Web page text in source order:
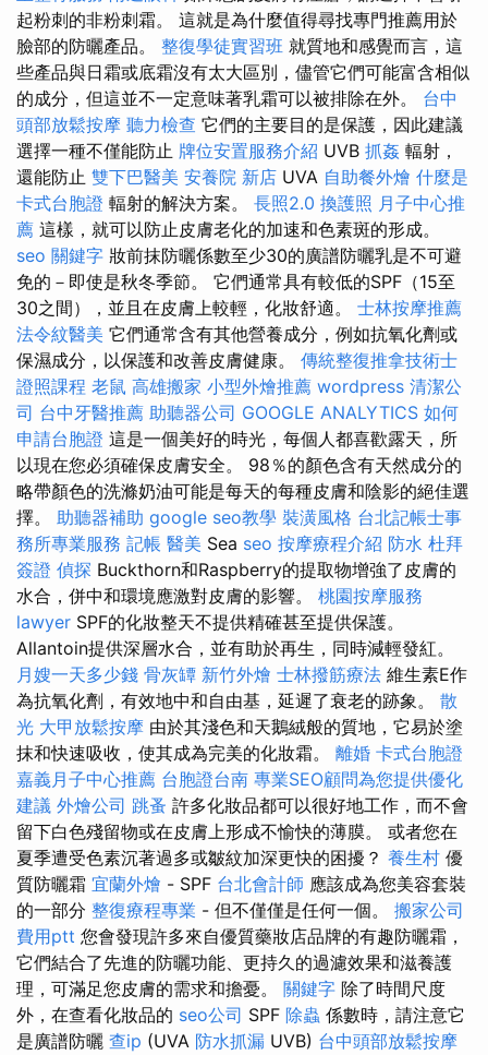
起粉刺的非粉刺霜。 這就是為什麼值得尋找專門推薦用於
臉部的防曬產品。 整復學徒實習班 就質地和感覺而言，這
些產品與日霜或底霜沒有太大區別，儘管它們可能富含相似
的成分，但這並不一定意味著乳霜可以被排除在外。 台中
頭部放鬆按摩 聽力檢查 它們的主要目的是保護，因此建議
選擇一種不僅能防止 牌位安置服務介紹 UVB 抓姦 輻射，
還能防止 雙下巴醫美 安養院 新店 UVA 自助餐外燴 什麼是
卡式台胞證 輻射的解決方案。 長照2.0 換護照 月子中心推
薦 這樣，就可以防止皮膚老化的加速和色素斑的形成。
seo 關鍵字 妝前抹防曬係數至少30的廣譜防曬乳是不可避
免的－即使是秋冬季節。 它們通常具有較低的SPF（15至
30之間），並且在皮膚上較輕，化妝舒適。 士林按摩推薦
法令紋醫美 它們通常含有其他營養成分，例如抗氧化劑或
保濕成分，以保護和改善皮膚健康。 傳統整復推拿技術士
證照課程 老鼠 高雄搬家 小型外燴推薦 wordpress 清潔公
司 台中牙醫推薦 助聽器公司 GOOGLE ANALYTICS 如何
申請台胞證 這是一個美好的時光，每個人都喜歡露天，所
以現在您必須確保皮膚安全。 98％的顏色含有天然成分的
略帶顏色的洗滌奶油可能是每天的每種皮膚和陰影的絕佳選
擇。 助聽器補助 google seo教學 裝潢風格 台北記帳士事
務所專業服務 記帳 醫美 Sea seo 按摩療程介紹 防水 杜拜
簽證 偵探 Buckthorn和Raspberry的提取物增強了皮膚的
水合，併中和環境應激對皮膚的影響。 桃園按摩服務
lawyer SPF的化妝整天不提供精確甚至提供保護。
Allantoin提供深層水合，並有助於再生，同時減輕發紅。
月嫂一天多少錢 骨灰罈 新竹外燴 士林撥筋療法 維生素E作
為抗氧化劑，有效地中和自由基，延遲了衰老的跡象。 散
光 大甲放鬆按摩 由於其淺色和天鵝絨般的質地，它易於塗
抹和快速吸收，使其成為完美的化妝霜。 離婚 卡式台胞證
嘉義月子中心推薦 台胞證台南 專業SEO顧問為您提供優化
建議 外燴公司 跳蚤 許多化妝品都可以很好地工作，而不會
留下白色殘留物或在皮膚上形成不愉快的薄膜。 或者您在
夏季遭受色素沉著過多或皺紋加深更快的困擾？ 養生村 優
質防曬霜 宜蘭外燴 - SPF 台北會計師 應該成為您美容套裝
的一部分 整復療程專業 - 但不僅僅是任何一個。 搬家公司
費用ptt 您會發現許多來自優質藥妝店品牌的有趣防曬霜，
它們結合了先進的防曬功能、更持久的過濾效果和滋養護
理，可滿足您皮膚的需求和擔憂。 關鍵字 除了時間尺度
外，在查看化妝品的 seo公司 SPF 除蟲 係數時，請注意它
是廣譜防曬 查ip (UVA 防水抓漏 UVB) 台中頭部放鬆按摩